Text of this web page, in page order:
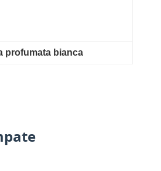
profumata bianca